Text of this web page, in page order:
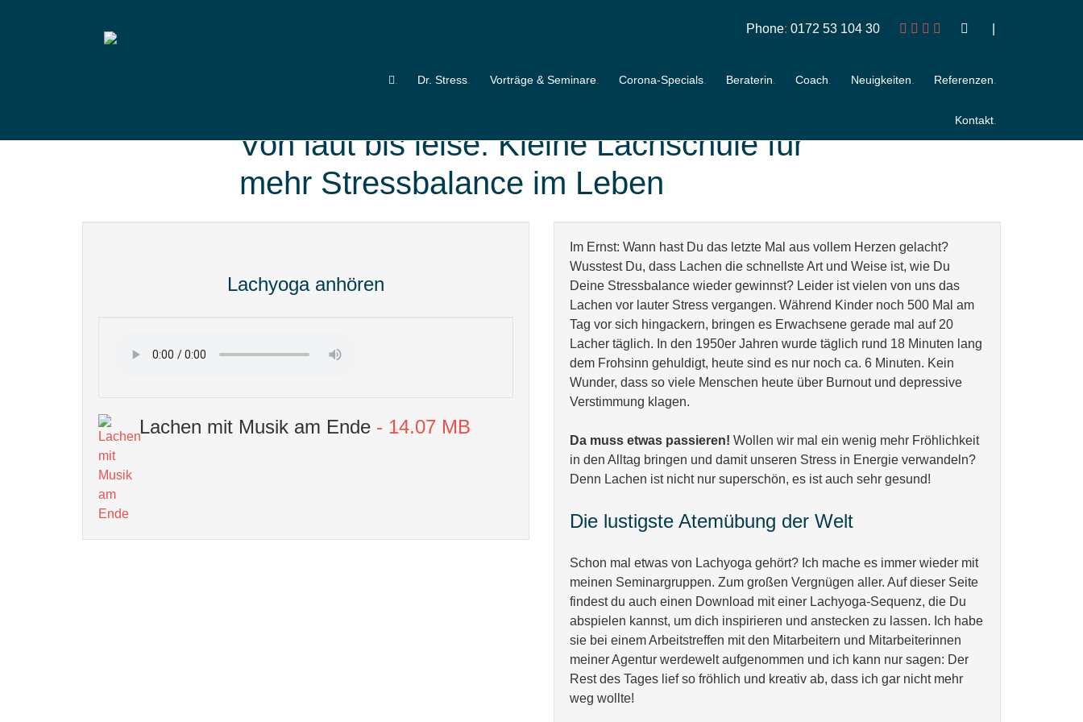
Phone: 0172 53 104 30
Dr. Stress Vorträge & Seminare Corona-Specials Beraterin Coach Neuigkeiten Referenzen
Kontakt
Von laut bis leise: Kleine Lachschule für
mehr Stressbalance im Leben
Lachyoga anhören
Lachen mit Musik am Ende- 14.07 MB
Im Ernst: Wann hast Du das letzte Mal aus vollem Herzen gelacht?
Wusstest Du, dass Lachen die schnellste Art und Weise ist, wie Du
Deine Stressbalance wieder gewinnst? Leider ist vielen von uns das
Lachen vor lauter Stress vergangen. Während Kinder noch 500 Mal am
Tag vor sich hingackern, bringen es Erwachsene gerade mal auf 20
Lacher täglich. In den 1950er Jahren wurde täglich rund 18 Minuten lang
dem Frohsinn gehuldigt, heute sind es nur noch ca. 6 Minuten. Kein
Wunder, dass so viele Menschen heute über Burnout und depressive
Verstimmung klagen.
Da muss etwas passieren! Wollen wir mal ein wenig mehr Fröhlichkeit
in den Alltag bringen und damit unseren Stress in Energie verwandeln?
Denn Lachen ist nicht nur superschön, es ist auch sehr gesund!
Die lustigste Atemübung der Welt
Schon mal etwas von Lachyoga gehört? Ich mache es immer wieder mit
meinen Seminargruppen. Zum großen Vergnügen aller. Auf dieser Seite
findest du auch einen Download mit einer Lachyoga-Sequenz, die Du
abspielen kannst, um dich inspirieren und anstecken zu lassen. Ich habe
sie bei einem Arbeitstreffen mit den Mitarbeitern und Mitarbeiterinnen
meiner Agentur werdewelt aufgenommen und ich kann nur sagen: Der
Rest des Tages lief so fröhlich und kreativ ab, dass ich gar nicht mehr
weg wollte!